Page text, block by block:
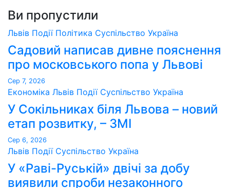
Ви пропустили
Львів Події Політика Суспільство Україна
Садовий написав дивне пояснення
про московського попа у Львові
Сер 7, 2026
Економіка Львів Події Суспільство Україна
У Сокільниках біля Львова – новий
етап розвитку, – ЗМІ
Сер 6, 2026
Львів Події Суспільство Україна
У «Раві-Руській» двічі за добу
виявили спроби незаконного